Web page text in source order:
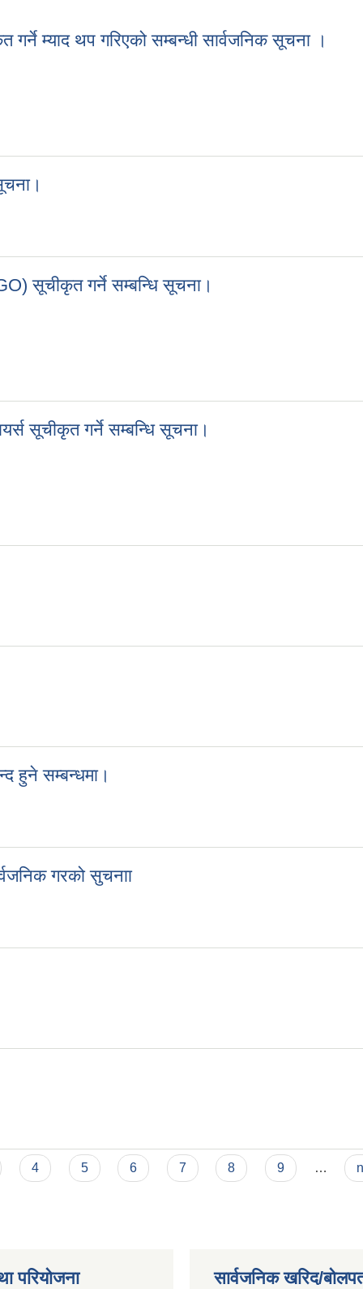
म्याद थप गरिएको सम्बन्धी सार्वजनिक सूचना ।
सूचीकृत गर्ने सम्बन्धि सूचना।
सूचीकृत गर्ने सम्बन्धि सूचना।
हुने सम्बन्धमा।
गरको सुचनाा
4 5 6 7 8 9 …
परियोजना सार्वजनिक खरिद/